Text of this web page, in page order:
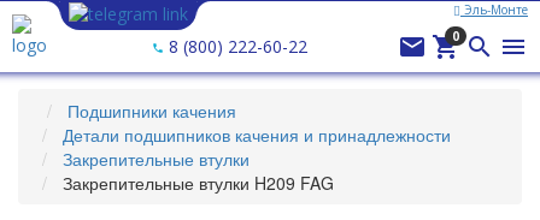
Эль-Монте
Ваш город —Эль-Монте
8 (800) 222-60-22  
0  
Подшипники качения
Детали подшипников качения и принадлежности
Закрепительные втулки
Закрепительные втулки H209 FAG